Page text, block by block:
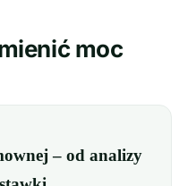
moc
– od analizy